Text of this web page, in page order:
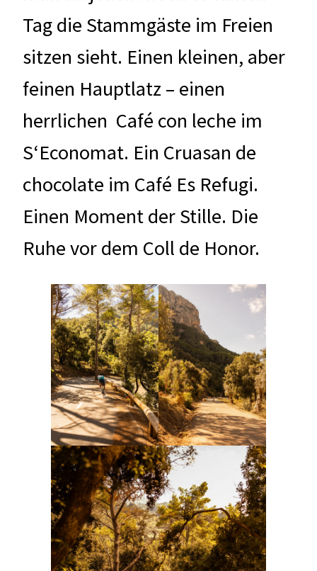
Tag die Stammgäste im Freien
sitzen sieht. Einen kleinen, aber
feinen Hauptlatz – einen
herrlichen Café con leche im
S‘Economat. Ein Cruasan de
chocolate im Café Es Refugi.
Einen Moment der Stille. Die
Ruhe vor dem Coll de Honor.